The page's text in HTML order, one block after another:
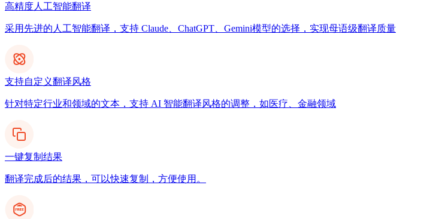
高精度人工智能翻译
采用先进的人工智能翻译，支持 Claude、ChatGPT、Gemini模型的选择，实现母语级翻译质量
支持自定义翻译风格
针对特定行业和领域的文本，支持 AI 智能翻译风格的调整，如医疗、金融领域
一键复制结果
翻译完成后的结果，可以快速复制，方便使用。